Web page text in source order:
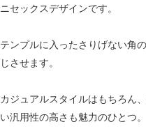
ニセックスデザインです。
テンプルに入ったさりげない角
じさせます。
カジュアルスタイルはもちろん
い汎用性の高さも魅力のひとつ。